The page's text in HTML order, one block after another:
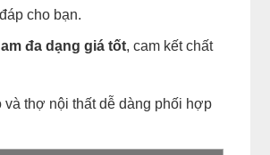
cho bạn.
đa dạng giá tốt, cam kết chất
thợ nội thất dễ dàng phối hợp